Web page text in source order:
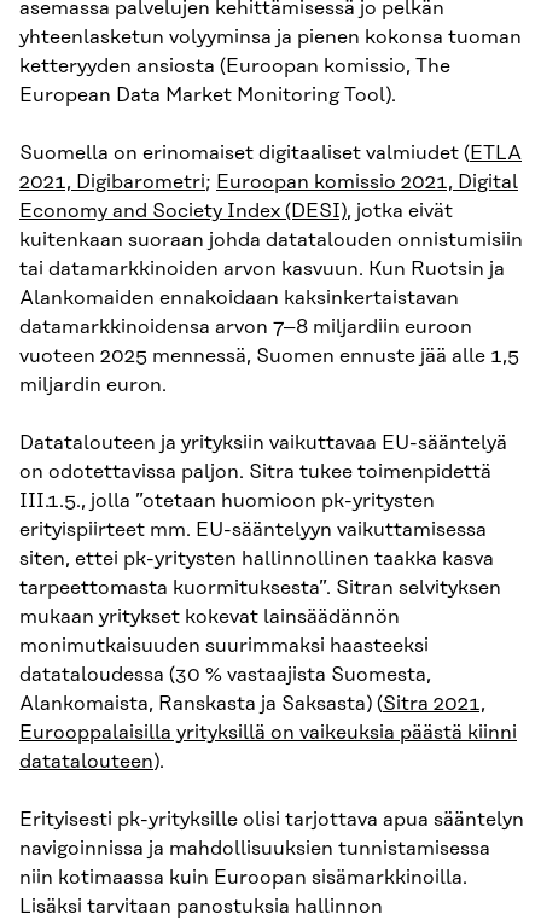
asemassa palvelujen kehittämisessä jo pelkän
yhteenlasketun volyyminsa ja pienen kokonsa tuoman
ketteryyden ansiosta (Euroopan komissio, The
European Data Market Monitoring Tool).
Suomella on erinomaiset digitaaliset valmiudet (ETLA
2021, Digibarometri; Euroopan komissio 2021, Digital
Economy and Society Index (DESI), jotka eivät
kuitenkaan suoraan johda datatalouden onnistumisiin
tai datamarkkinoiden arvon kasvuun. Kun Ruotsin ja
Alankomaiden ennakoidaan kaksinkertaistavan
datamarkkinoidensa arvon 7–8 miljardiin euroon
vuoteen 2025 mennessä, Suomen ennuste jää alle 1,5
miljardin euron.
Datatalouteen ja yrityksiin vaikuttavaa EU-sääntelyä
on odotettavissa paljon. Sitra tukee toimenpidettä
III.1.5., jolla ”otetaan huomioon pk-yritysten
erityispiirteet mm. EU-sääntelyyn vaikuttamisessa
siten, ettei pk-yritysten hallinnollinen taakka kasva
tarpeettomasta kuormituksesta”. Sitran selvityksen
mukaan yritykset kokevat lainsäädännön
monimutkaisuuden suurimmaksi haasteeksi
datataloudessa (30 % vastaajista Suomesta,
Alankomaista, Ranskasta ja Saksasta) (Sitra 2021,
Eurooppalaisilla yrityksillä on vaikeuksia päästä kiinni
datatalouteen).
Erityisesti pk-yrityksille olisi tarjottava apua sääntelyn
navigoinnissa ja mahdollisuuksien tunnistamisessa
niin kotimaassa kuin Euroopan sisämarkkinoilla.
Lisäksi tarvitaan panostuksia hallinnon